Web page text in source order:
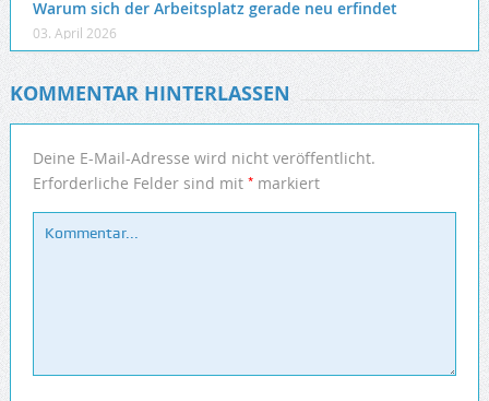
Warum sich der Arbeitsplatz gerade neu erfindet
03. April 2026
KOMMENTAR HINTERLASSEN
Deine E-Mail-Adresse wird nicht veröffentlicht.
Erforderliche Felder sind mit *markiert